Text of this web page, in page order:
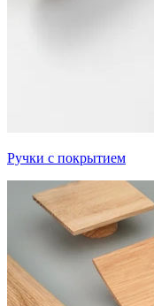
Ручки с покрытием